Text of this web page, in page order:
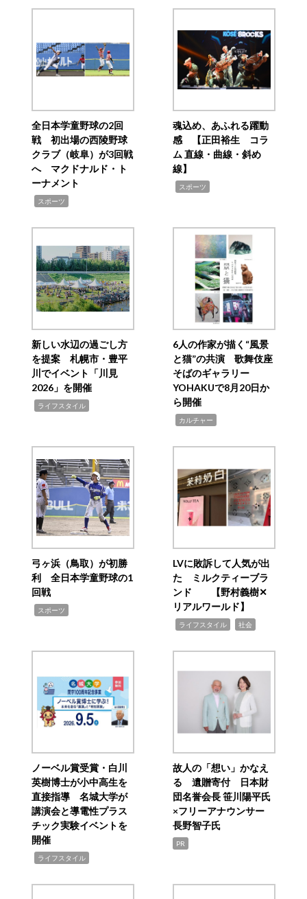
全日本学童野球の2回
戦 初出場の西陵野球
クラブ（岐阜）が3回戦
へ マクドナルド・ト
ーナメント
スポーツ
魂込め、あふれる躍動
感 【正田裕生 コラ
ム 直線・曲線・斜め
線】
スポーツ
新しい水辺の過ごし方
を提案 札幌市・豊平
川でイベント「川見
2026」を開催
ライフスタイル
6人の作家が描く“風景
と猫”の共演 歌舞伎座
そばのギャラリー
YOHAKUで8月20日か
ら開催
カルチャー
弓ヶ浜（鳥取）が初勝
利 全日本学童野球の1
回戦
スポーツ
LVに敗訴して人気が出
た ミルクティーブラ
ンド 【野村義樹✕
リアルワールド】
ライフスタイル 社会
ノーベル賞受賞・白川
英樹博士が小中高生を
直接指導 名城大学が
講演会と導電性プラス
チック実験イベントを
開催
ライフスタイル
故人の「想い」かなえ
る 遺贈寄付 日本財
団名誉会長 笹川陽平氏
×フリーアナウンサー
長野智子氏
PR